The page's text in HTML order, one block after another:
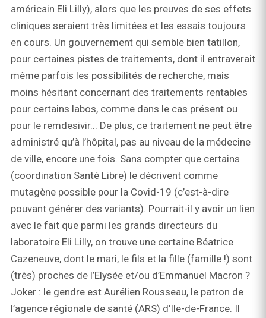
américain Eli Lilly), alors que les preuves de ses effets
cliniques seraient très limitées et les essais toujours
en cours. Un gouvernement qui semble bien tatillon,
pour certaines pistes de traitements, dont il entraverait
même parfois les possibilités de recherche, mais
moins hésitant concernant des traitements rentables
pour certains labos, comme dans le cas présent ou
pour le remdesivir... De plus, ce traitement ne peut être
administré qu’à l’hôpital, pas au niveau de la médecine
de ville, encore une fois. Sans compter que certains
(coordination Santé Libre) le décrivent comme
mutagène possible pour la Covid-19 (c’est-à-dire
pouvant générer des variants). Pourrait-il y avoir un lien
avec le fait que parmi les grands directeurs du
laboratoire Eli Lilly, on trouve une certaine Béatrice
Cazeneuve, dont le mari, le fils et la fille (famille !) sont
(très) proches de l’Elysée et/ou d’Emmanuel Macron ?
Joker : le gendre est Aurélien Rousseau, le patron de
l’agence régionale de santé (ARS) d’Ile-de-France. Il